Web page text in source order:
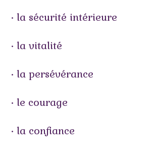
• la sécurité intérieure
• la vitalité
• la persévérance
• le courage
• la confiance